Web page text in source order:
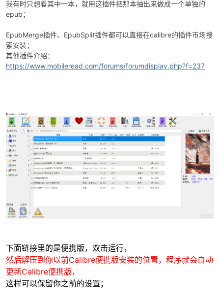
解
52
我有时只想看其中一本，就用这插件把那本抽出来做成一个单独的
epub；
EpubMerge插件、EpubSplit插件都可以直接在calibre的插件市场搜
索安装；
其他插件介绍：
https://www.mobileread.com/forums/forumdisplay.php?f=237
下面链接里的是便携版，双击运行，
然后解压到你以前Calibre便携版安装的位置，程序就会自动
更新Calibre便携版，
这样可以保留你之前的设置；